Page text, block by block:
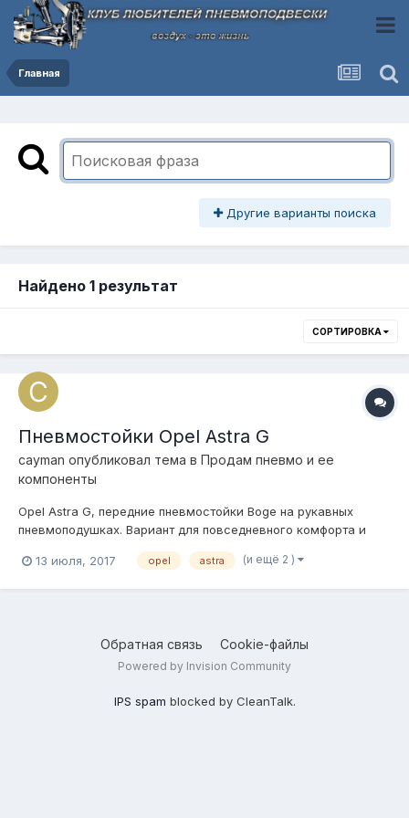
Главная
Другие варианты поиска
Найдено 1 результат
СОРТИРОВКА
Пневмостойки Opel Astra G
cayman опубликовал тема в Продам пневмо и ее
компоненты
Opel Astra G, передние пневмостойки Boge на рукавных
пневмоподушках. Вариант для повседневного комфорта и
Расскажу как подключить компрессор чтобы легко
13 июля, 2017 opel astra (и ещё 2 )
Обратная связь Cookie-файлы
Powered by Invision Community
IPS spam blocked by CleanTalk.